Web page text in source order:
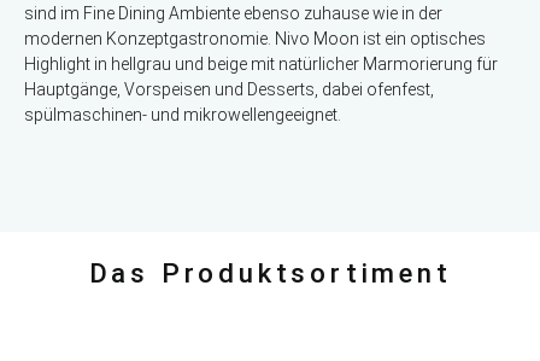
sind im Fine Dining Ambiente ebenso zuhause wie in der
modernen Konzeptgastronomie. Nivo Moon ist ein optisches
Highlight in hellgrau und beige mit natürlicher Marmorierung für
Hauptgänge, Vorspeisen und Desserts, dabei ofenfest,
spülmaschinen- und mikrowellengeeignet.
Das Produktsortiment